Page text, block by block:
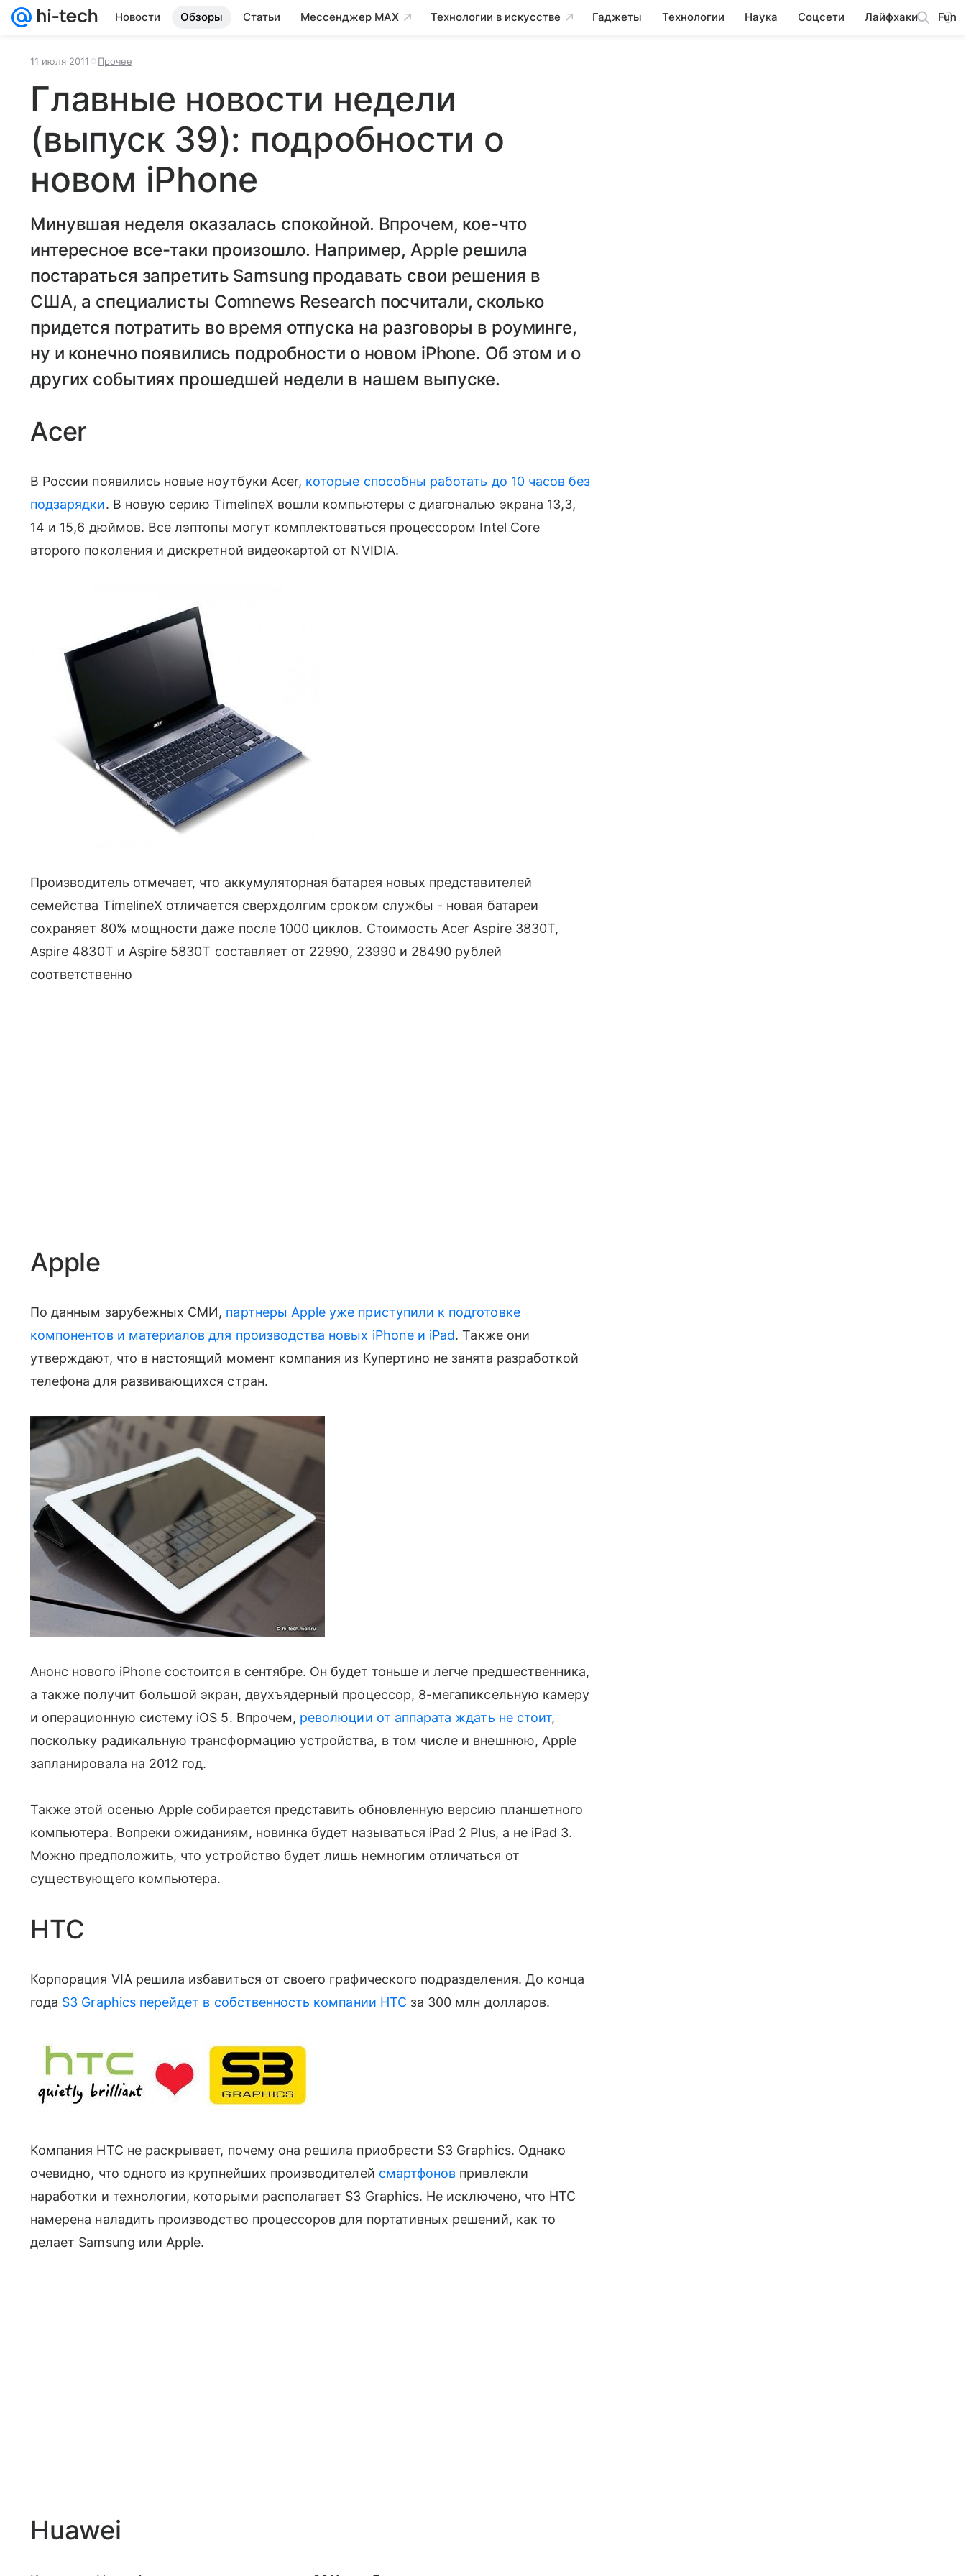
Новости Обзоры Статьи Мессенджер MAX Технологии в искусстве Гаджеты Технологии Наука Соцсети Лайфхаки Fun
11 июля 2011 Прочее
Главные новости недели
(выпуск 39): подробности о
новом iPhone
Минувшая неделя оказалась спокойной. Впрочем, кое-что
интересное все-таки произошло. Например, Apple решила
постараться запретить Samsung продавать свои решения в
США, а специалисты Comnews Research посчитали, сколько
придется потратить во время отпуска на разговоры в роуминге,
ну и конечно появились подробности о новом iPhone. Об этом и о
других событиях прошедшей недели в нашем выпуске.
Acer
В России появились новые ноутбуки Acer, которые способны работать до 10 часов без
подзарядки. В новую серию TimelineX вошли компьютеры с диагональю экрана 13,3,
14 и 15,6 дюймов. Все лэптопы могут комплектоваться процессором Intel Core
второго поколения и дискретной видеокартой от NVIDIA.
Производитель отмечает, что аккумуляторная батарея новых представителей
семейства TimelineX отличается сверхдолгим сроком службы - новая батареи
сохраняет 80% мощности даже после 1000 циклов. Стоимость Acer Aspire 3830T,
Aspire 4830T и Aspire 5830T составляет от 22990, 23990 и 28490 рублей
соответственно
Apple
По данным зарубежных СМИ, партнеры Apple уже приступили к подготовке
компонентов и материалов для производства новых iPhone и iPad. Также они
утверждают, что в настоящий момент компания из Купертино не занята разработкой
телефона для развивающихся стран.
Анонс нового iPhone состоится в сентябре. Он будет тоньше и легче предшественника,
а также получит большой экран, двухъядерный процессор, 8-мегапиксельную камеру
и операционную систему iOS 5. Впрочем, революции от аппарата ждать не стоит,
поскольку радикальную трансформацию устройства, в том числе и внешнюю, Apple
запланировала на 2012 год.
Также этой осенью Apple собирается представить обновленную версию планшетного
компьютера. Вопреки ожиданиям, новинка будет называться iPad 2 Plus, а не iPad 3.
Можно предположить, что устройство будет лишь немногим отличаться от
существующего компьютера.
HTC
Корпорация VIA решила избавиться от своего графического подразделения. До конца
года S3 Graphics перейдет в собственность компании HTC за 300 млн долларов.
Компания HTC не раскрывает, почему она решила приобрести S3 Graphics. Однако
очевидно, что одного из крупнейших производителей смартфонов привлекли
наработки и технологии, которыми располагает S3 Graphics. Не исключено, что HTC
намерена наладить производство процессоров для портативных решений, как то
делает Samsung или Apple.
Huawei